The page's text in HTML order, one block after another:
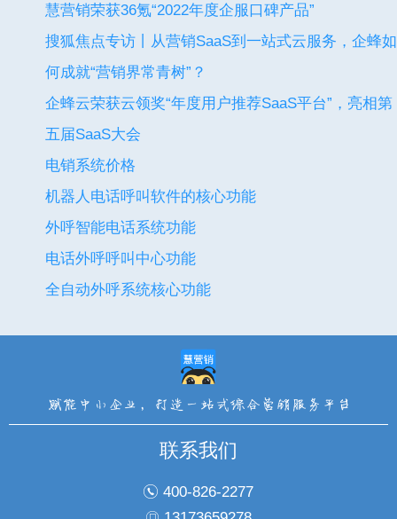
慧营销荣获36氪“2022年度企服口碑产品”
搜狐焦点专访丨从营销SaaS到一站式云服务，企蜂如
何成就“营销界常青树”？
企蜂云荣获云领奖“年度用户推荐SaaS平台”，亮相第
五届SaaS大会
电销系统价格
机器人电话呼叫软件的核心功能
外呼智能电话系统功能
电话外呼呼叫中心功能
全自动外呼系统核心功能
联系我们
400-826-2277